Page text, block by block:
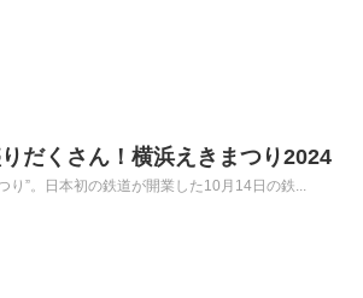
だくさん！横浜えきまつり2024
り”。日本初の鉄道が開業した10月14日の鉄...